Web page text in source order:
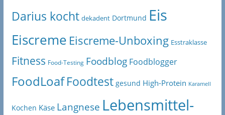
Darius kocht dekadent Dortmund Eis
Eiscreme Eiscreme-Unboxing Esstraklasse
Fitness Food-Testing Foodblog Foodblogger
FoodLoaf Foodtest gesund High-Protein Karamell
Kochen Käse Langnese Lebensmittel-